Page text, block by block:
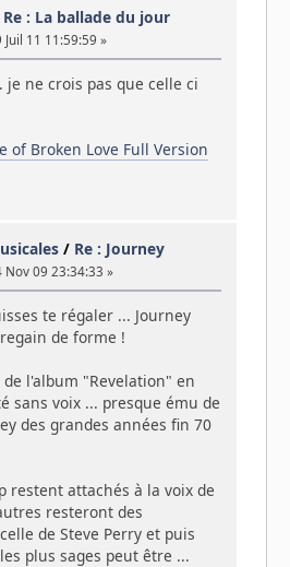
Re : La ballade du jour
Juil 11 11:59:59 »
je ne crois pas que celle ci
of Broken Love Full Version
/ Re : Journey
Nov 09 23:34:33 »
te régaler ... Journey
de forme !
l'album "Revelation" en
sans voix ... presque ému de
des grandes années fin 70
restent attachés à la voix de
resteront des
de Steve Perry et puis
plus sages peut être ...